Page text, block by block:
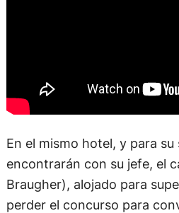
En el mismo hotel, y para su
encontrarán con su jefe, el
Braugher), alojado para
perder el concurso para